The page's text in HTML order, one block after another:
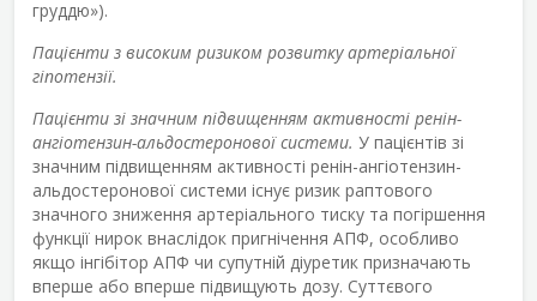
груддю»).
Пацієнти з високим ризиком розвитку артеріальної
гіпотензії.
Пацієнти зі значним підвищенням активності ренін-
ангіотензин-альдостеронової системи. У пацієнтів зі
значним підвищенням активності ренін-ангіотензин-
альдостеронової системи існує ризик раптового
значного зниження артеріального тиску та погіршення
функції нирок внаслідок пригнічення АПФ, особливо
якщо інгібітор АПФ чи супутній діуретик призначають
вперше або вперше підвищують дозу. Суттєвого